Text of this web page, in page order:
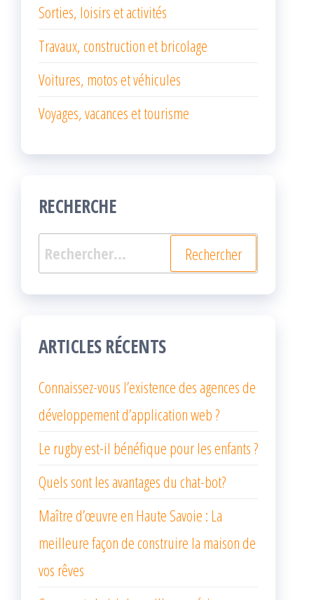
Sorties, loisirs et activités
Travaux, construction et bricolage
Voitures, motos et véhicules
Voyages, vacances et tourisme
RECHERCHE
Rechercher :
ARTICLES RÉCENTS
Connaissez-vous l’existence des agences de
développement d’application web ?
Le rugby est-il bénéfique pour les enfants ?
Quels sont les avantages du chat-bot?
Maître d’œuvre en Haute Savoie : La
meilleure façon de construire la maison de
vos rêves